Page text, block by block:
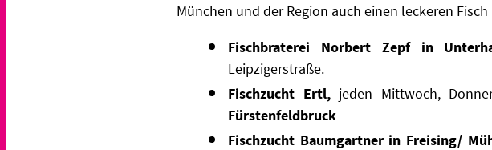
München und der Region auch einen leckeren
Fischbraterei Norbert Zepf in
Leipzigerstraße.
Fischzucht Ertl,jeden Mittwoch,
Fürstenfeldbruck
Fischzucht Baumgartner in Freising/